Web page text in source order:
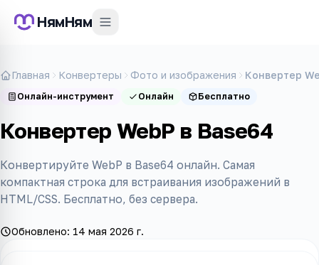
НямНям
Главная Конвертеры Фото и изображения Конвертер
Онлайн-инструмент Онлайн Бесплатно
Конвертер WebP в Base64
Конвертируйте WebP в Base64 онлайн. Самая
компактная строка для встраивания изображений в
HTML/CSS. Бесплатно, без сервера.
Обновлено: 14 мая 2026 г.